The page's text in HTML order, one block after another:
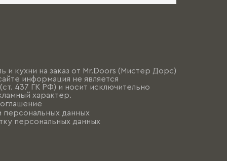
и кухни на заказ от Mr.Doors (Мистер Дорс)
информация не является
437 ГК РФ) и носит исключительно
характер.
персональных данных
персональных данных